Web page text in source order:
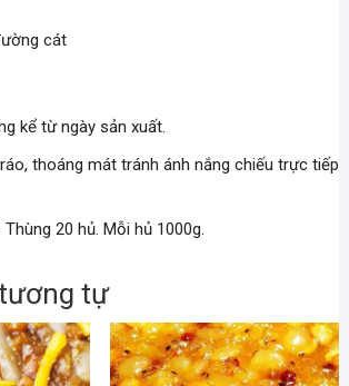
cát
kể từ ngày sản xuất.
thoáng mát tránh ánh nắng chiếu trực tiếp
20 hủ. Mỗi hủ 1000g.
tự